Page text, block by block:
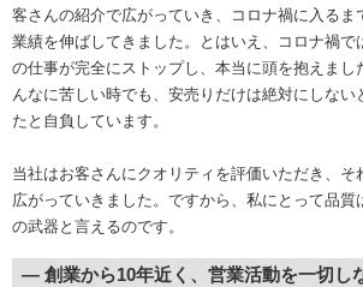
客さんの紹介で広がっていき、コロナ禍に入るま
業績を伸ばしてきました。とはいえ、コロナ禍で
の仕事が完全にストップし、本当に頭を抱えまし
んなに苦しい時でも、安売りだけは絶対にしない
たと自負しています。
当社はお客さんにクオリティを評価いただき、そ
広がっていきました。ですから、私にとって品質
の武器と言えるのです。
― 創業から10年近く、営業活動を一切し